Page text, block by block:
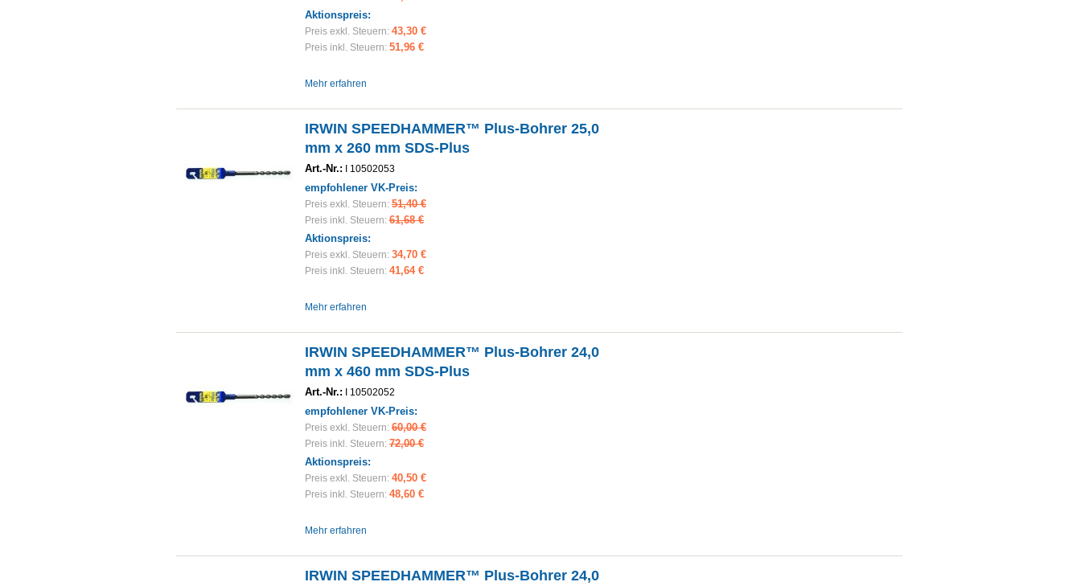
Aktionspreis:
Preis exkl. Steuern: 43,30 €
Preis inkl. Steuern: 51,96 €
Mehr erfahren
IRWIN SPEEDHAMMER™ Plus-Bohrer 25,0
mm x 260 mm SDS-Plus
Art.-Nr.: I 10502053
empfohlener VK-Preis:
Preis exkl. Steuern: 51,40 €
Preis inkl. Steuern: 61,68 €
Aktionspreis:
Preis exkl. Steuern: 34,70 €
Preis inkl. Steuern: 41,64 €
Mehr erfahren
IRWIN SPEEDHAMMER™ Plus-Bohrer 24,0
mm x 460 mm SDS-Plus
Art.-Nr.: I 10502052
empfohlener VK-Preis:
Preis exkl. Steuern: 60,00 €
Preis inkl. Steuern: 72,00 €
Aktionspreis:
Preis exkl. Steuern: 40,50 €
Preis inkl. Steuern: 48,60 €
Mehr erfahren
IRWIN SPEEDHAMMER™ Plus-Bohrer 24,0